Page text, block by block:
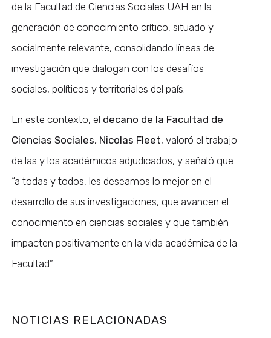
de la Facultad de Ciencias Sociales UAH en la
generación de conocimiento crítico, situado y
socialmente relevante, consolidando líneas de
investigación que dialogan con los desafíos
sociales, políticos y territoriales del país.
En este contexto, el decano de la Facultad de
Ciencias Sociales, Nicolas Fleet, valoró el trabajo
de las y los académicos adjudicados, y señaló que
“a todas y todos, les deseamos lo mejor en el
desarrollo de sus investigaciones, que avancen el
conocimiento en ciencias sociales y que también
impacten positivamente en la vida académica de la
Facultad”.
NOTICIAS RELACIONADAS